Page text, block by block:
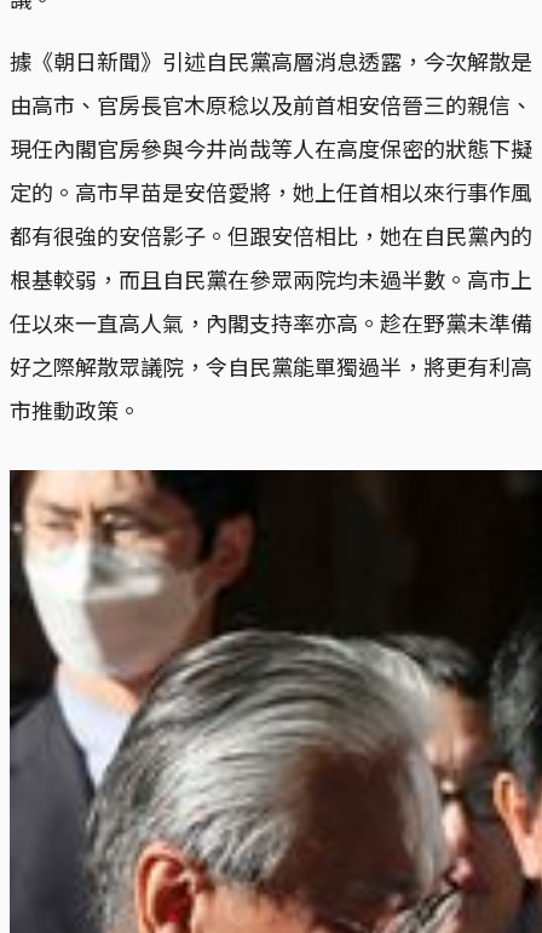
據《朝日新聞》引述自民黨高層消息透露，今次解散是
由高市、官房長官木原稔以及前首相安倍晉三的親信、
現任內閣官房參與今井尚哉等人在高度保密的狀態下擬
定的。高市早苗是安倍愛將，她上任首相以來行事作風
都有很強的安倍影子。但跟安倍相比，她在自民黨內的
根基較弱，而且自民黨在參眾兩院均未過半數。高市上
任以來一直高人氣，內閣支持率亦高。趁在野黨未準備
好之際解散眾議院，令自民黨能單獨過半，將更有利高
市推動政策。